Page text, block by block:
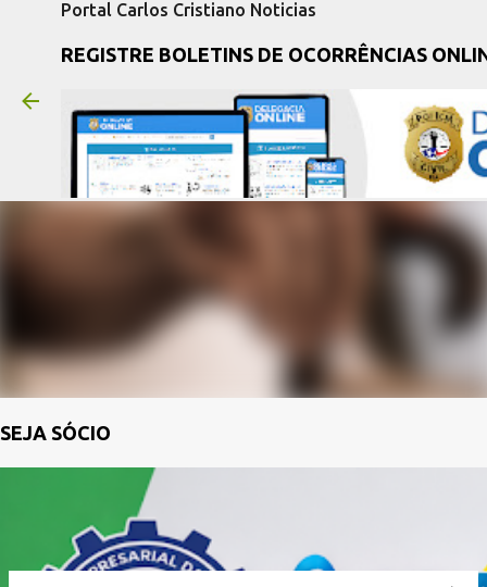
Portal Carlos Cristiano Noticias
REGISTRE BOLETINS DE OCORRÊNCIAS
SEJA SÓCIO